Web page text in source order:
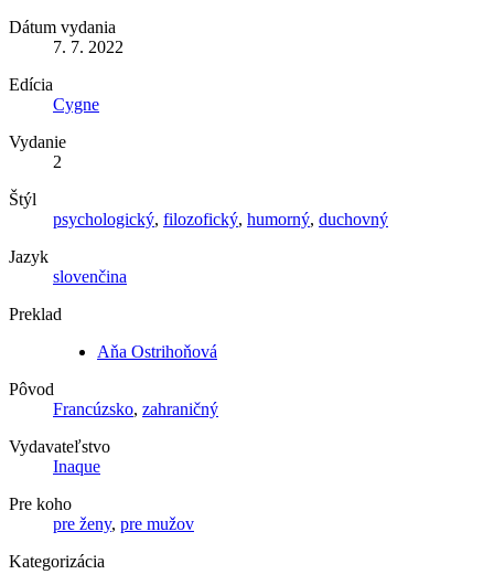
Dátum vydania
7. 7. 2022
Edícia
Cygne
Vydanie
2
Štýl
psychologický, filozofický, humorný, duchovný
Jazyk
slovenčina
Preklad
Aňa Ostrihoňová
Pôvod
Francúzsko, zahraničný
Vydavateľstvo
Inaque
Pre koho
pre ženy, pre mužov
Kategorizácia